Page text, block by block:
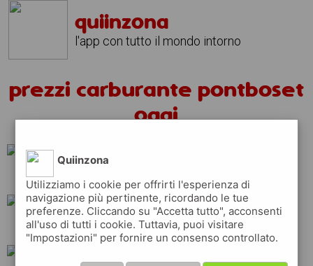
quiinzona
l'app con tutto il mondo intorno
prezzi carburante pontboset
oggi
eni
repsol erg api
Quiinzona
Utilizziamo i cookie per offrirti l'esperienza di
navigazione più pertinente, ricordando le tue
preferenze. Cliccando su "Accetta tutto", acconsenti
all'uso di tutti i cookie. Tuttavia, puoi visitare
"Impostazioni" per fornire un consenso controllato.